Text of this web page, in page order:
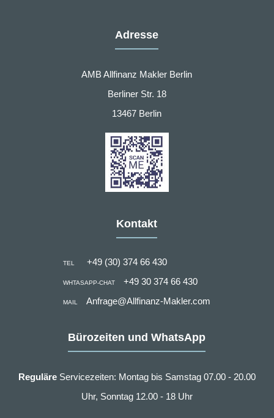
Adresse
AMB Allfinanz Makler Berlin
Berliner Str. 18
13467 Berlin
Kontakt
TEL +49 (30) 374 66 430
WHTASAPP-CHAT +49 30 374 66 430
MAIL Anfrage@Allfinanz-Makler.com
Bürozeiten und WhatsApp
ReguläreServicezeiten: Montag bis Samstag 07.00 - 20.00
Uhr, Sonntag 12.00 - 18 Uhr